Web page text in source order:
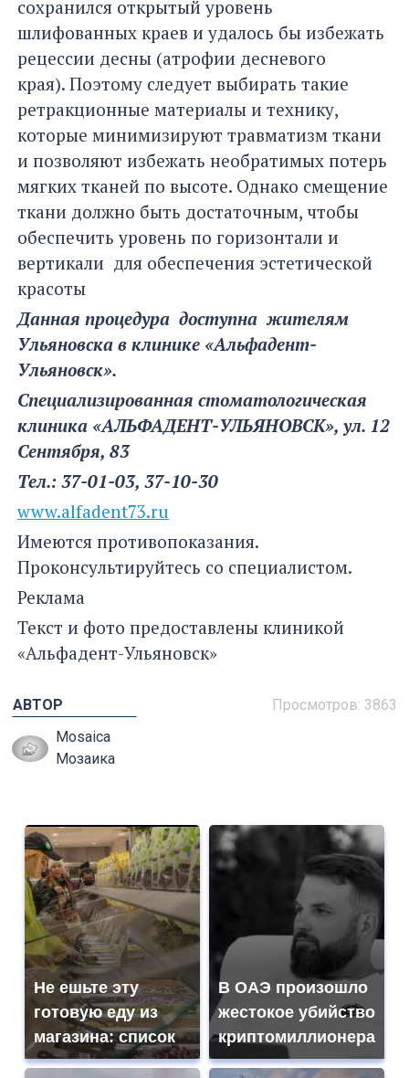
сохранился открытый уровень
шлифованных краев и удалось бы избежать
рецессии десны (атрофии десневого
края). Поэтому следует выбирать такие
ретракционные материалы и технику,
которые минимизируют травматизм ткани
и позволяют избежать необратимых потерь
мягких тканей по высоте. Однако смещение
ткани должно быть достаточным, чтобы
обеспечить уровень по горизонтали и
вертикали для обеспечения эстетической
красоты
Данная процедура доступна жителям
Ульяновска в клинике «Альфадент-
Ульяновск».
Специализированная стоматологическая
клиника «АЛЬФАДЕНТ-УЛЬЯНОВСК», ул. 12
Сентября, 83
Тел.: 37-01-03, 37-10-30
www.alfadent73.ru
Имеются противопоказания.
Проконсультируйтесь со специалистом.
Реклама
Текст и фото предоставлены клиникой
«Альфадент-Ульяновск»
Просмотров: 3863
АВТОР
Mosaica
Moзаика
Не ешьте эту
готовую еду из
магазина: список
В ОАЭ произошло
жестокое убийство
криптомиллионера